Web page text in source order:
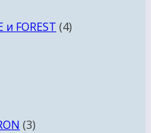
FOREST 4
33